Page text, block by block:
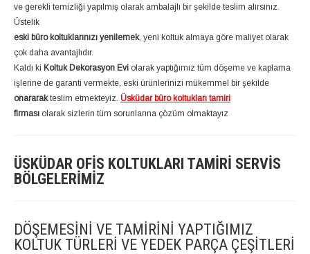
ve gerekli temizliği yapılmış olarak ambalajlı bir şekilde teslim alırsınız.
Üstelik
eski büro koltuklarınızı yenilemek, yeni koltuk almaya göre maliyet olarak
çok daha avantajlıdır.
Kaldı ki Koltuk Dekorasyon Evi olarak yaptığımız tüm döşeme ve kaplama
işlerine de garanti vermekte, eski ürünlerinizi mükemmel bir şekilde
onararakteslim etmekteyiz. Üsküdar büro koltukları tamiri
firması olarak sizlerin tüm sorunlarına çözüm olmaktayız
ÜSKÜDAR OFIS KOLTUKLARI TAMIRI SERVIS
BÖLGELERIMIZ
DÖŞEMESINI VE TAMIRINI YAPTIĞIMIZ
KOLTUK TÜRLERI VE YEDEK PARÇA ÇEŞITLERI